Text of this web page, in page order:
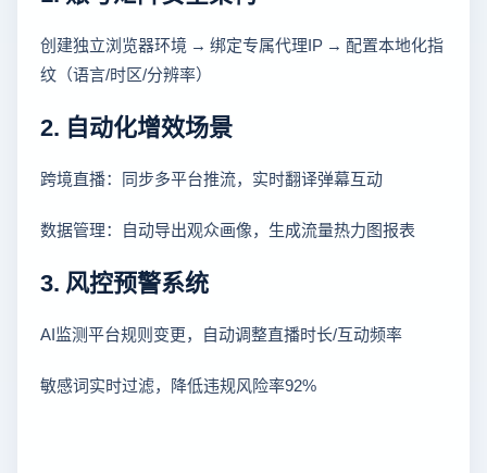
创建独立浏览器环境 → 绑定专属代理IP → 配置本地化指
纹（语言/时区/分辨率）
2. 自动化增效场景
跨境直播：同步多平台推流，实时翻译弹幕互动
数据管理：自动导出观众画像，生成流量热力图报表
3. 风控预警系统
AI监测平台规则变更，自动调整直播时长/互动频率
敏感词实时过滤，降低违规风险率92%